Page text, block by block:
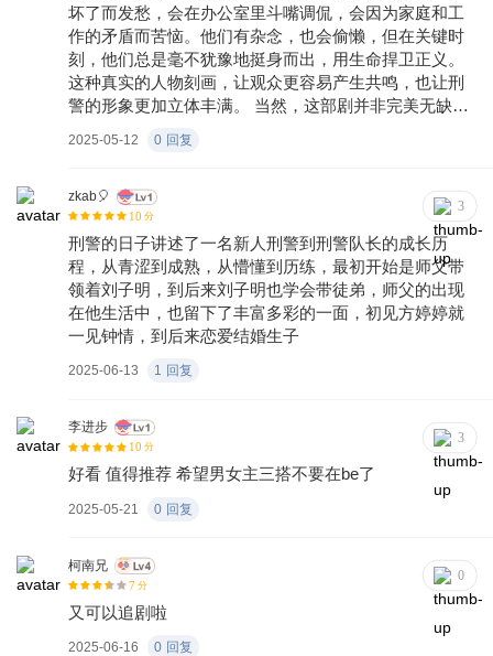
坏了而发愁，会在办公室里斗嘴调侃，会因为家庭和工
作的矛盾而苦恼。他们有杂念，也会偷懒，但在关键时
刻，他们总是毫不犹豫地挺身而出，用生命捍卫正义。
这种真实的人物刻画，让观众更容易产生共鸣，也让刑
警的形象更加立体丰满。 当然，这部剧并非完美无缺。
够的悬疑感和紧张感，让观众的心跳难以一直保持在高
戏份略显单薄，未能充分展现出其性格特点和成长历
程。此外，AI换脸技术的运用也差强人意，面部特征模
糊、口型与配音不同步等问题，严重影响了观众的观剧
体验。
2025-05-12 0 回复
zkab🎈
10 分
3
刑警的日子讲述了一名新人刑警到刑警队长的成长历
程，从青涩到成熟，从懵懂到历练，最初开始是师父带
领着刘子明，到后来刘子明也学会带徒弟，师父的出现
在他生活中，也留下了丰富多彩的一面，初见方婷婷就
一见钟情，到后来恋爱结婚生子
2025-06-13 1 回复
李进步
10 分
3
好看 值得推荐 希望男女主三搭不要在be了
2025-05-21 0 回复
柯南兄
7 分
0
又可以追剧啦
2025-06-16 0 回复